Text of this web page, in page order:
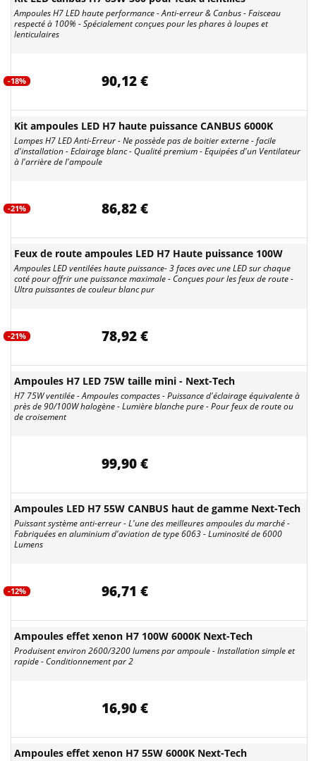
Ampoules H7 LED haute performance - Anti-erreur & Canbus - Faisceau
respecté à 100% - Spécialement conçues pour les phares à loupes et
lenticulaires
-18% 90,12 €
Kit ampoules LED H7 haute puissance CANBUS 6000K
Lampes H7 LED Anti-Erreur - Ne possède pas de boitier externe - facile
d'installation - Eclairage blanc - Qualité premium - Equipées d'un Ventilateur
à l'arrière de l'ampoule
-21% 86,82 €
Feux de route ampoules LED H7 Haute puissance 100W
Ampoules LED ventilées haute puissance- 3 faces avec une LED sur chaque
coté pour offrir une puissance maximale - Conçues pour les feux de route -
Ultra puissantes de couleur blanc pur
-21% 78,92 €
Ampoules H7 LED 75W taille mini - Next-Tech
H7 75W ventilée - Ampoules compactes - Puissance d'éclairage équivalente à
près de 90/100W halogène - Lumière blanche pure - Pour feux de route ou
de croisement
99,90 €
Ampoules LED H7 55W CANBUS haut de gamme Next-Tech
Puissant système anti-erreur - L'une des meilleures ampoules du marché -
Fabriquées en aluminium d'aviation de type 6063 - Luminosité de 6000
Lumens
-12% 96,71 €
Ampoules effet xenon H7 100W 6000K Next-Tech
Produisent environ 2600/3200 lumens par ampoule - Installation simple et
rapide - Conditionnement par 2
16,90 €
Ampoules effet xenon H7 55W 6000K Next-Tech